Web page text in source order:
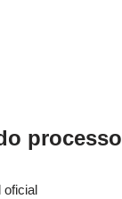
processo
oficial